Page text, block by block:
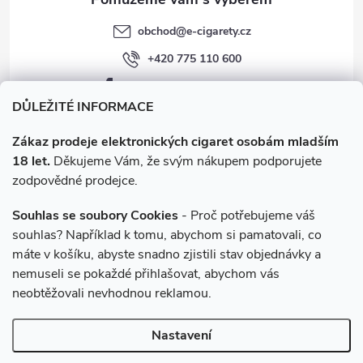
DŮLEŽITÉ INFORMACE
Zákaz prodeje elektronických cigaret osobám mladším
18 let. Děkujeme Vám, že svým nákupem podporujete
zodpovědné prodejce.
Souhlas se soubory Cookies - Proč potřebujeme váš
souhlas? Například k tomu, abychom si pamatovali, co
máte v košíku, abyste snadno zjistili stav objednávky a
nemuseli se pokaždé přihlašovat, abychom vás
neobtěžovali nevhodnou reklamou.
Nastavení
obchod@e-cigarety.cz
+420 775 110 600
facebook.com/e-cigarety.cz
Instagram
e-cigarety.cz. Všechna práva vyhrazena.
nastavení cookies